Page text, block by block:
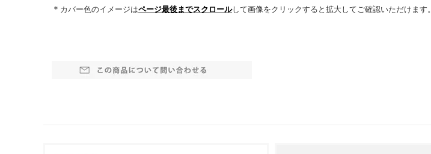
＊ カバー色のイメージはページ最後までスクロールして画像をクリックすると拡大してご確認いただけます。